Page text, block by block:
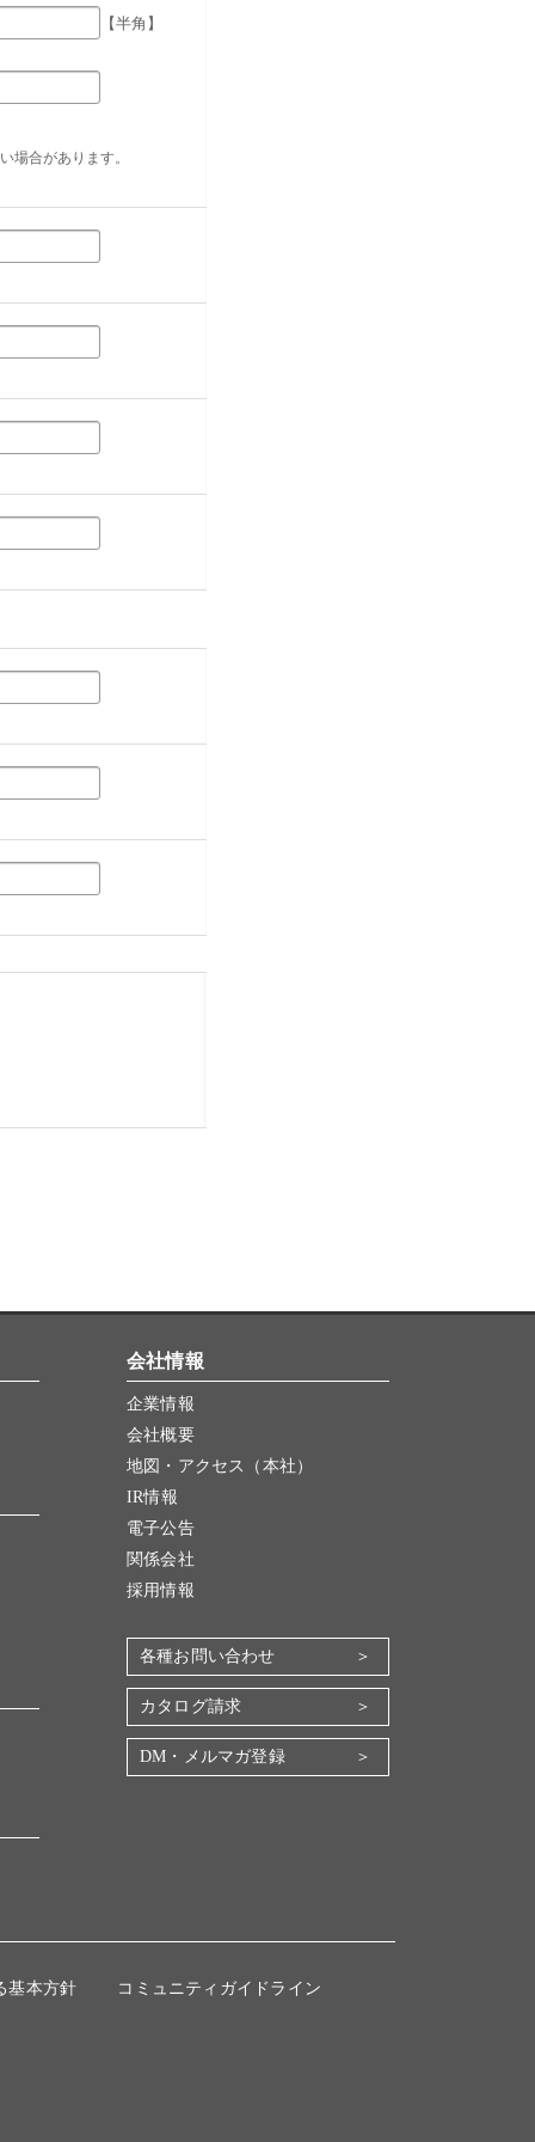
【半角】
場合があります。
会社情報
企業情報
会社概要
地図・アクセス（本社）
IR情報
電子公告
関係会社
採用情報
各種お問い合わせ
カタログ請求
DM・メルマガ登録
基本方針 コミュニティガイドライン